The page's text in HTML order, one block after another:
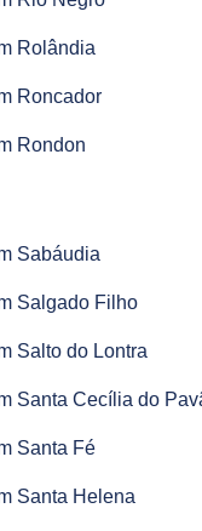
Rolândia
Roncador
Rondon
Sabáudia
Salgado Filho
Salto do Lontra
Santa Cecília do
Santa Fé
Santa Helena